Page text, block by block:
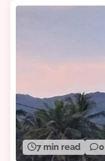
7 min read 0